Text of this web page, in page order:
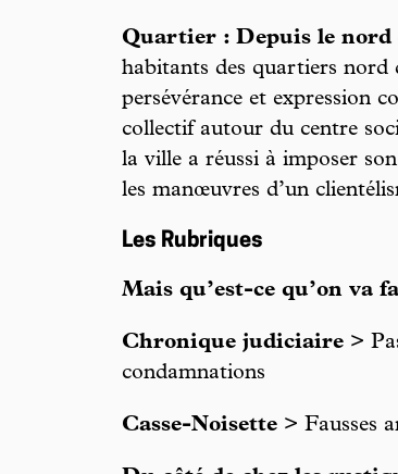
Quartier : Depuis le nord
habitants des quartiers nord
persévérance et expression
collectif autour du centre
la ville a réussi à imposer son
les manœuvres d’un
Les Rubriques
Mais qu’est-ce qu’on va
Chronique judiciaire >
condamnations
Casse-Noisette > Fausses